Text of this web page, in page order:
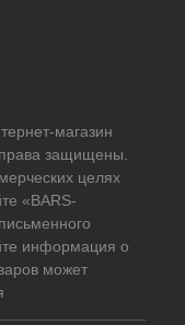
магазин
защищены.
целях
«BARS-
информация о
может